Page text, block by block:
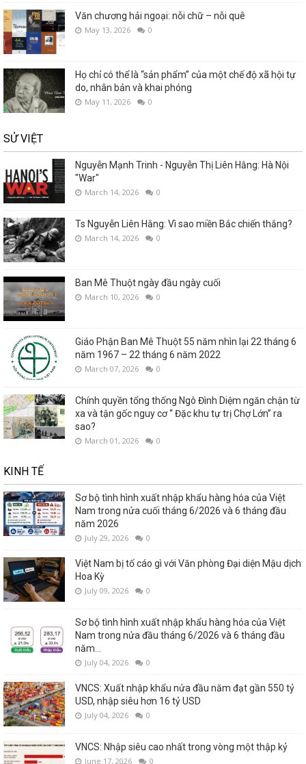
Văn chương hải ngoại: nỗi chữ – nỗi quê
May 13, 2026 0
Họ chỉ có thể là “sản phẩm” của một chế độ xã hội tự
do, nhân bản và khai phóng
May 11, 2026 0
SỬ VIỆT
Nguyễn Mạnh Trinh - Nguyễn Thị Liên Hằng: Hà Nội
"War"
March 14, 2026 0
Ts Nguyễn Liên Hằng: Vì sao miền Bắc chiến thắng?
March 14, 2026 0
Ban Mê Thuột ngày đầu ngày cuối
March 10, 2026 0
Giáo Phận Ban Mê Thuột 55 năm nhìn lại 22 tháng 6
năm 1967 – 22 tháng 6 năm 2022
March 07, 2026 0
Chính quyền tổng thống Ngô Đình Diệm ngăn chận từ
xa và tận gốc nguy cơ “ Đặc khu tự trị Chợ Lớn” ra
sao?
March 01, 2026 0
KINH TẾ
Sơ bộ tình hình xuất nhập khẩu hàng hóa của Việt
Nam trong nửa cuối tháng 6/2026 và 6 tháng đầu
năm 2026
July 29, 2026 0
Việt Nam bị tố cáo gì với Văn phòng Đại diện Mậu dịch
Hoa Kỳ
July 09, 2026 0
Sơ bộ tình hình xuất nhập khẩu hàng hóa của Việt
Nam trong nửa đầu tháng 6/2026 và 6 tháng đầu
năm...
July 04, 2026 0
VNCS: Xuất nhập khẩu nửa đầu năm đạt gần 550 tỷ
USD, nhập siêu hơn 16 tỷ USD
July 04, 2026 0
VNCS: Nhập siêu cao nhất trong vòng một thập kỷ
June 17, 2026 0